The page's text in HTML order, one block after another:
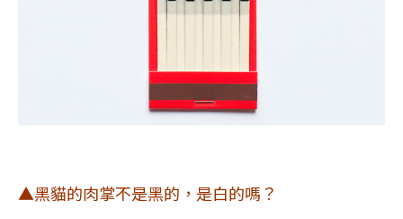
▲黑貓的肉掌不是黑的，是白的嗎？